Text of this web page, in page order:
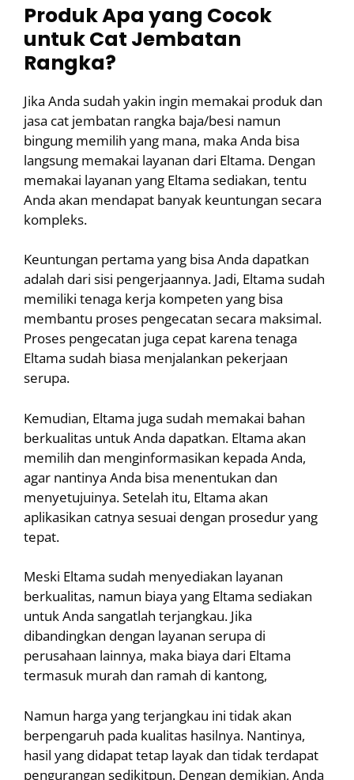
Produk Apa yang Cocok
untuk Cat Jembatan
Rangka?
Jika Anda sudah yakin ingin memakai produk dan
jasa cat jembatan rangka baja/besi namun
bingung memilih yang mana, maka Anda bisa
langsung memakai layanan dari Eltama. Dengan
memakai layanan yang Eltama sediakan, tentu
Anda akan mendapat banyak keuntungan secara
kompleks.
Keuntungan pertama yang bisa Anda dapatkan
adalah dari sisi pengerjaannya. Jadi, Eltama sudah
memiliki tenaga kerja kompeten yang bisa
membantu proses pengecatan secara maksimal.
Proses pengecatan juga cepat karena tenaga
Eltama sudah biasa menjalankan pekerjaan
serupa.
Kemudian, Eltama juga sudah memakai bahan
berkualitas untuk Anda dapatkan. Eltama akan
memilih dan menginformasikan kepada Anda,
agar nantinya Anda bisa menentukan dan
menyetujuinya. Setelah itu, Eltama akan
aplikasikan catnya sesuai dengan prosedur yang
tepat.
Meski Eltama sudah menyediakan layanan
berkualitas, namun biaya yang Eltama sediakan
untuk Anda sangatlah terjangkau. Jika
dibandingkan dengan layanan serupa di
perusahaan lainnya, maka biaya dari Eltama
termasuk murah dan ramah di kantong,
Namun harga yang terjangkau ini tidak akan
berpengaruh pada kualitas hasilnya. Nantinya,
hasil yang didapat tetap layak dan tidak terdapat
pengurangan sedikitpun. Dengan demikian, Anda